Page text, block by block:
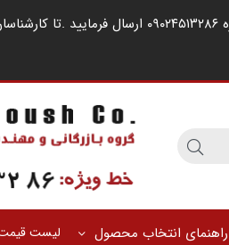
مشتریان گرامی ، در صورت اشغال خطوط کارشناسان فروش ، لطفا درخواست خود را از طریق شبکه های اجتماعی
راهنمای انتخاب محصول لیست